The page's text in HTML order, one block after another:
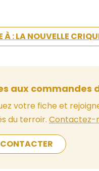
À : LA NOUVELLE
aux commandes
votre fiche et
du terroir. Contactez-